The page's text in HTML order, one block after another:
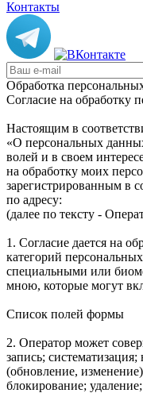
Контакты
Обработка
Согласие на обработку
Настоящим в
«О персональных
волей и в своем
на обработку моих
зарегистрированным в
по адресу:
(далее по тексту -
1. Согласие дается на
категорий
специальными или
мною, которые могут
Список полей формы
2. Оператор может
запись;
(обновление,
блокирование;